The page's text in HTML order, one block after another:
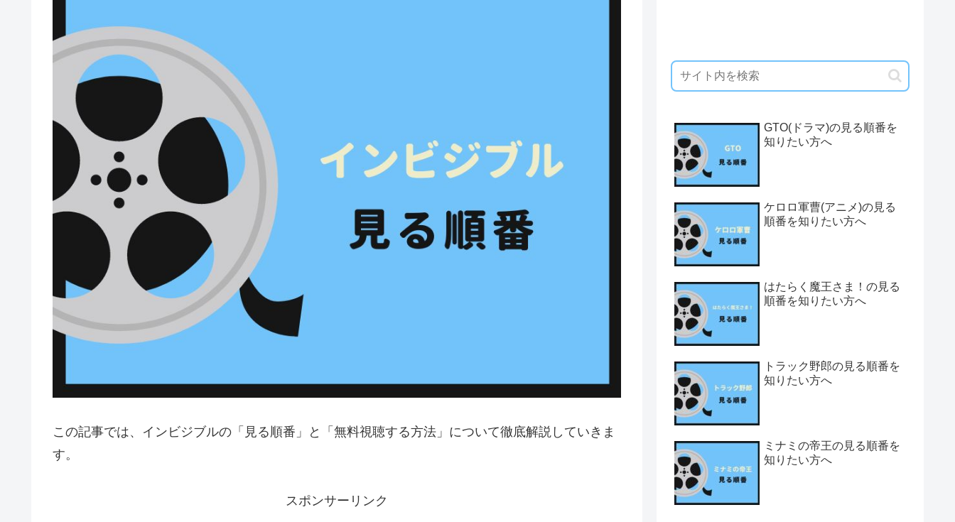
この記事では、インビジブルの「見る順番」と「無料視聴する方法」について徹底解説していきま
す。
スポンサーリンク
GTO(ドラマ)の見る順番を
知りたい方へ
ケロロ軍曹(アニメ)の見る
順番を知りたい方へ
はたらく魔王さま！の見る
順番を知りたい方へ
トラック野郎の見る順番を
知りたい方へ
ミナミの帝王の見る順番を
知りたい方へ